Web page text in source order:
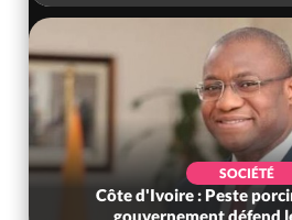
SOCIÉTÉ
Côte d'Ivoire : Peste
gouvernement défend